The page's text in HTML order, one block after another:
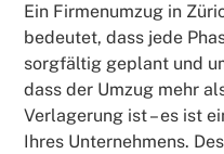
Ein Firmenumzug in
bedeutet, dass jede
sorgfältig geplant und
dass der Umzug mehr
Verlagerung ist – es ist
Ihres Unternehmens.